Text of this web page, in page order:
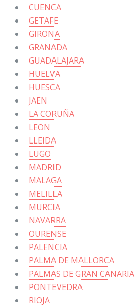
CUENCA
GETAFE
GIRONA
GRANADA
GUADALAJARA
HUELVA
HUESCA
JAEN
LA CORUÑA
LEON
LLEIDA
LUGO
MADRID
MALAGA
MELILLA
MURCIA
NAVARRA
OURENSE
PALENCIA
PALMA DE MALLORCA
PALMAS DE GRAN CANARIA
PONTEVEDRA
RIOJA